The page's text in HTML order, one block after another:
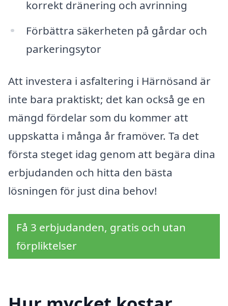
korrekt dränering och avrinning
Förbättra säkerheten på gårdar och
parkeringsytor
Att investera i asfaltering i Härnösand är
inte bara praktiskt; det kan också ge en
mängd fördelar som du kommer att
uppskatta i många år framöver. Ta det
första steget idag genom att begära dina
erbjudanden och hitta den bästa
lösningen för just dina behov!
Få 3 erbjudanden, gratis och utan
förpliktelser